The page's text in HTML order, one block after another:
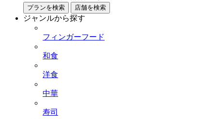
プランを検索 店舗を検索
ジャンルから探す
フィンガーフード
和食
洋食
中華
寿司